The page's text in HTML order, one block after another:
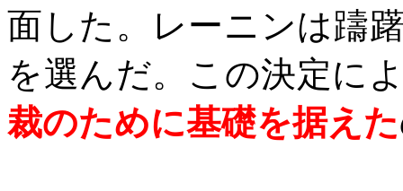
面した。レーニンは躊
を選んだ。この決定に
裁のために基礎を据えた